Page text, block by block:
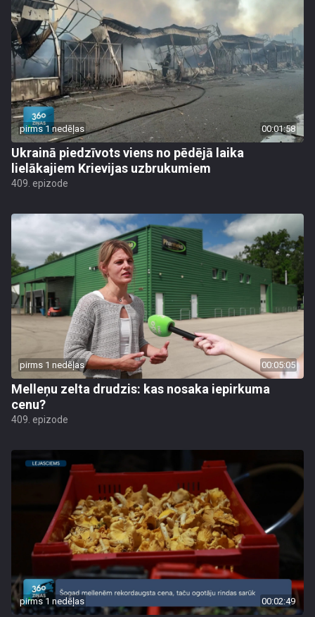
pirms 1 nedēļas 00:01:58
Ukrainā piedzīvots viens no pēdējā laika
lielākajiem Krievijas uzbrukumiem
409. epizode
pirms 1 nedēļas 00:05:05
Melleņu zelta drudzis: kas nosaka iepirkuma
cenu?
409. epizode
pirms 1 nedēļas 00:02:49